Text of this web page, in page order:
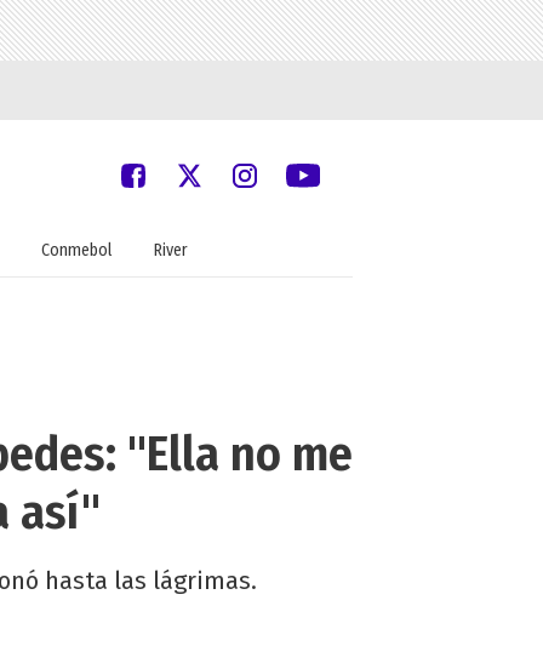
Conmebol River
"Ella no me
así"
hasta las lágrimas.